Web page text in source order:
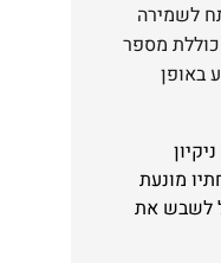
לשמירה
מספר
באופן
מונעת
לשבש את